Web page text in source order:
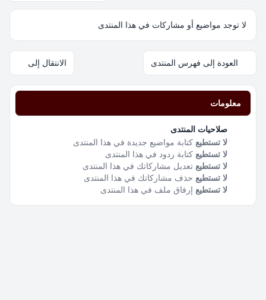
لا توجد مواضيع أو مشاركات في هذا المنتدى
العودة إلى فهرس المنتدى الانتقال إلى
معلومات
صلاحيات المنتدى
لا تستطيع كتابة مواضيع جديدة في هذا المنتدى
لا تستطيع كتابة ردود في هذا المنتدى
لا تستطيع تعديل مشاركاتك في هذا المنتدى
لا تستطيع حذف مشاركاتك في هذا المنتدى
لا تستطيع إرفاق ملف في هذا المنتدى